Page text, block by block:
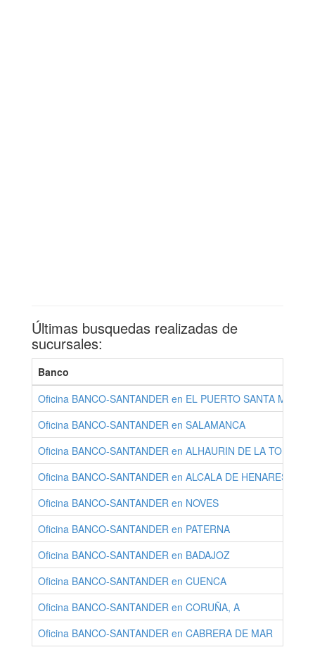
Últimas busquedas realizadas de
sucursales:
Banco
Oficina BANCO-SANTANDER en EL PUERTO SANTA MARIA
Oficina BANCO-SANTANDER en SALAMANCA
Oficina BANCO-SANTANDER en ALHAURIN DE LA TORRE
Oficina BANCO-SANTANDER en ALCALA DE HENARES
Oficina BANCO-SANTANDER en NOVES
Oficina BANCO-SANTANDER en PATERNA
Oficina BANCO-SANTANDER en BADAJOZ
Oficina BANCO-SANTANDER en CUENCA
Oficina BANCO-SANTANDER en CORUÑA, A
Oficina BANCO-SANTANDER en CABRERA DE MAR